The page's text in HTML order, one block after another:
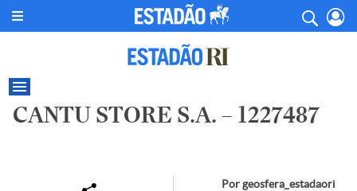
CANTU STORE S.A. – 1227487
Por geosfera_estadaori